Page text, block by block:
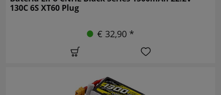
130C 6S XT60 Plug
€ 32,90 *